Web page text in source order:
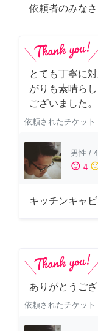
依頼者のみな
とても丁寧に
がりも素晴ら
ございました。
依頼されたチケット
男性 /
sentiment_satisfied 4
キッチンキャ
ありがとうご
依頼されたチケット